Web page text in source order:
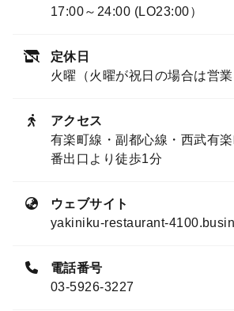
17:00～24:00 (LO23:00）
定休日
火曜（火曜が祝日の場合は営業
アクセス
有楽町線・副都心線・西武有
番出口より徒歩1分
ウェブサイト
yakiniku-restaurant-
電話番号
03-5926-3227